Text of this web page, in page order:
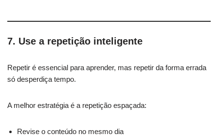
7. Use a repetição inteligente
Repetir é essencial para aprender, mas repetir da forma errada
só desperdiça tempo.
A melhor estratégia é a repetição espaçada:
Revise o conteúdo no mesmo dia